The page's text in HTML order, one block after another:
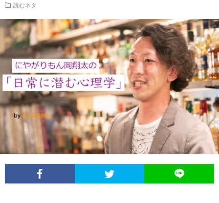
記
事
知
ら
せ・
イ
ベ
ト
ラ
イ
ブ
レ
ポ
ト
読
む
ネ
タ
イ
ン
タ
ュ
お
笑
芸
読むネタ